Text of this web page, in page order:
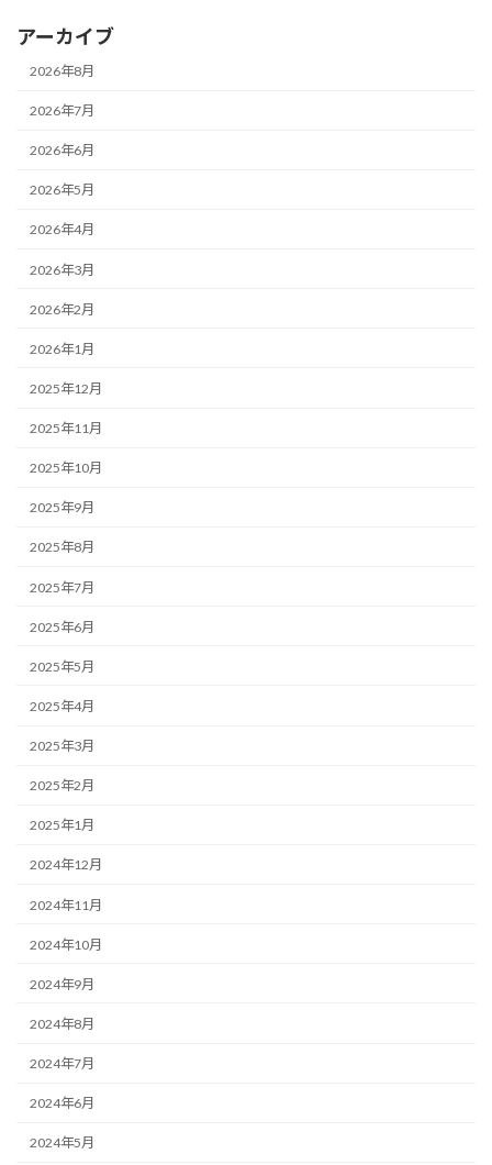
アーカイブ
2026年8月
2026年7月
2026年6月
2026年5月
2026年4月
2026年3月
2026年2月
2026年1月
2025年12月
2025年11月
2025年10月
2025年9月
2025年8月
2025年7月
2025年6月
2025年5月
2025年4月
2025年3月
2025年2月
2025年1月
2024年12月
2024年11月
2024年10月
2024年9月
2024年8月
2024年7月
2024年6月
2024年5月